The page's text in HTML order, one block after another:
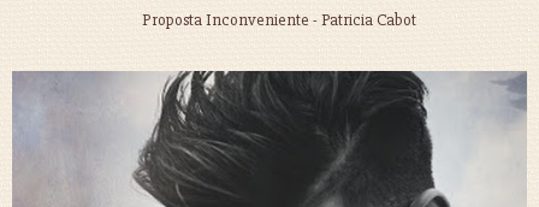
Proposta Inconveniente - Patricia Cabot